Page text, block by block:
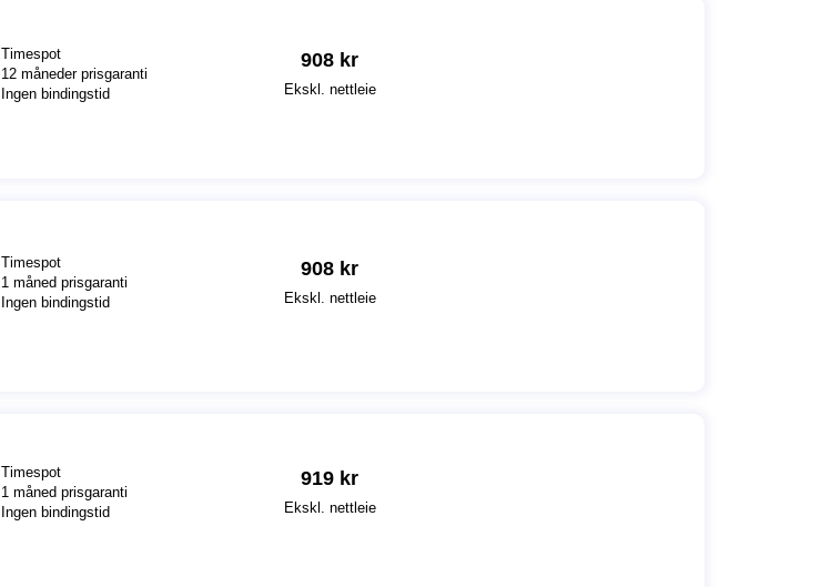
Timespot
12 måneder prisgaranti
Ingen bindingstid
908 kr
Ekskl. nettleie
Timespot
1 måned prisgaranti
Ingen bindingstid
908 kr
Ekskl. nettleie
Timespot
1 måned prisgaranti
Ingen bindingstid
919 kr
Ekskl. nettleie